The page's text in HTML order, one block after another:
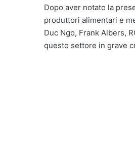
Dopo aver notato la
produttori alimentari e
Duc Ngo, Frank Albers,
questo settore in grave